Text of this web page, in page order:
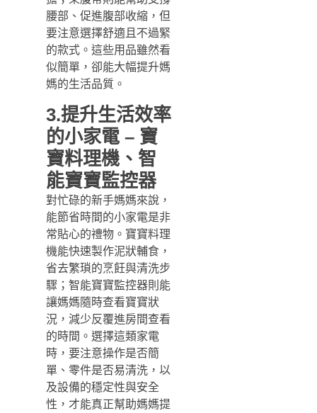
腰部、促進腹部收縮，但
要注意選擇舒適且不過緊
的款式。這些用品雖然看
似簡單，卻能大幅提升媽
媽的生活品質。
3.提升生活效率
的小家電 – 寶
寶料理機、智
能寶寶監控器
對忙碌的新手媽媽來說，
能節省時間的小家電是非
常貼心的禮物。寶寶料理
機能快速製作泥狀輔食，
省去繁瑣的烹飪與清洗步
驟；智能寶寶監控器則能
讓媽媽隨時查看寶寶狀
況，減少反覆進房間查看
的時間。選擇這類家電
時，要注意操作是否簡
單、零件是否易清洗，以
及設備的穩定性與安全
性，才能真正幫助媽媽提